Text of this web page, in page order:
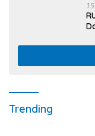
Trending